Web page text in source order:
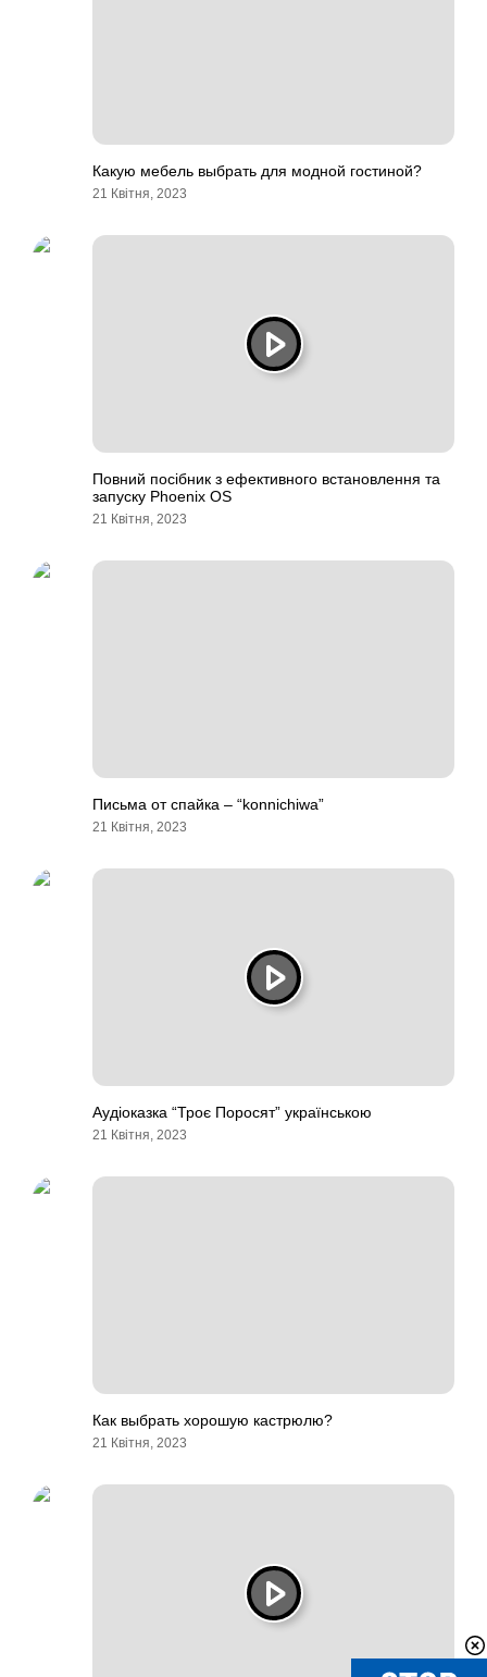
Какую мебель выбрать для модной гостиной?
21 Квітня, 2023
Повний посібник з ефективного встановлення та
запуску Phoenix OS
21 Квітня, 2023
Письма от спайка – “konnichiwa”
21 Квітня, 2023
Аудіоказка “Троє Поросят” українською
21 Квітня, 2023
Как выбрать хорошую кастрюлю?
21 Квітня, 2023